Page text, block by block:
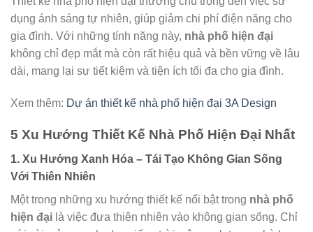
dụng ánh sáng tự nhiên, giúp giảm chi phí điện năng cho
gia đình. Với những tính năng này, nhà phố hiện đại
không chỉ đẹp mắt mà còn rất hiệu quả và bền vững về lâu
dài, mang lại sự tiết kiệm và tiện ích tối đa cho gia đình.
Xem thêm: Dự án thiết kế nhà phố hiện đại 3A Design
5 Xu Hướng Thiết Kế Nhà Phố Hiện Đại Nhất
1. Xu Hướng Xanh Hóa – Tái Tạo Không Gian Sống
Với Thiên Nhiên
Một trong những xu hướng thiết kế nổi bật trong nhà phố
hiện đại là việc đưa thiên nhiên vào không gian sống. Chỉ